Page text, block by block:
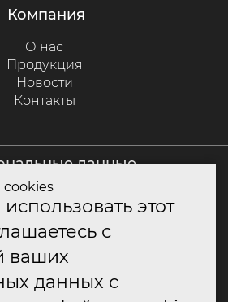
компания
О нас
Продукция
Новости
Контакты
данные
куки
конфиденциальности
персональных данных
(800) 550-79-10
этот
с
ваших
данных с